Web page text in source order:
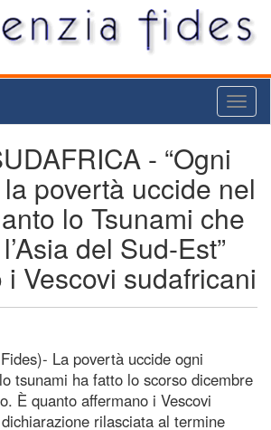
- “Ogni
povertà uccide nel
lo Tsunami che
del Sud-Est”
Vescovi sudafricani
La povertà uccide ogni
tsunami ha fatto lo scorso dicembre
È quanto affermano i Vescovi
rilasciata al termine